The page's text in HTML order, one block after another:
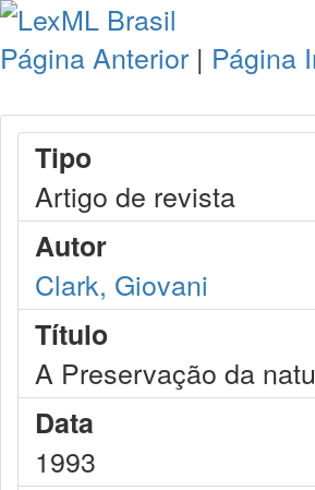
Página Anterior | Página
Tipo
Artigo de revista
Autor
Clark, Giovani
Título
A Preservação da
Data
1993